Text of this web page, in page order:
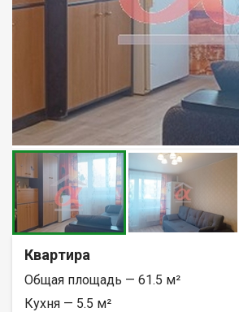
Квартира
Общая площадь — 61.5 м²
Кухня — 5.5 м²